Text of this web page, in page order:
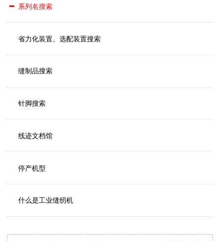
系列名搜索
省力化装置、选配装置搜索
缝制品搜索
针脚搜索
线迹文档馆
停产机型
什么是工业缝纫机